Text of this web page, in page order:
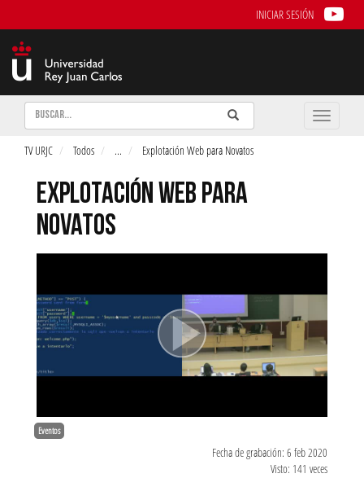
INICIAR SESIÓN
Buscar Enviar
Buscar
Toggle
TV URJC Todos ... Explotación Web para Novatos
EXPLOTACIÓN WEB PARA
NOVATOS
Eventos
Fecha de grabación: 6 feb 2020
Visto: 141 veces